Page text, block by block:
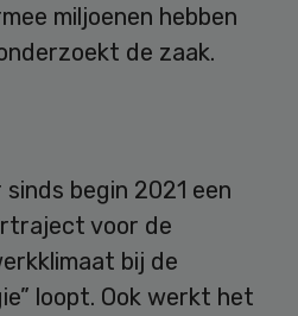
miljoenen hebben
de zaak.
begin 2021 een
voor de
bij de
loopt. Ook werkt het